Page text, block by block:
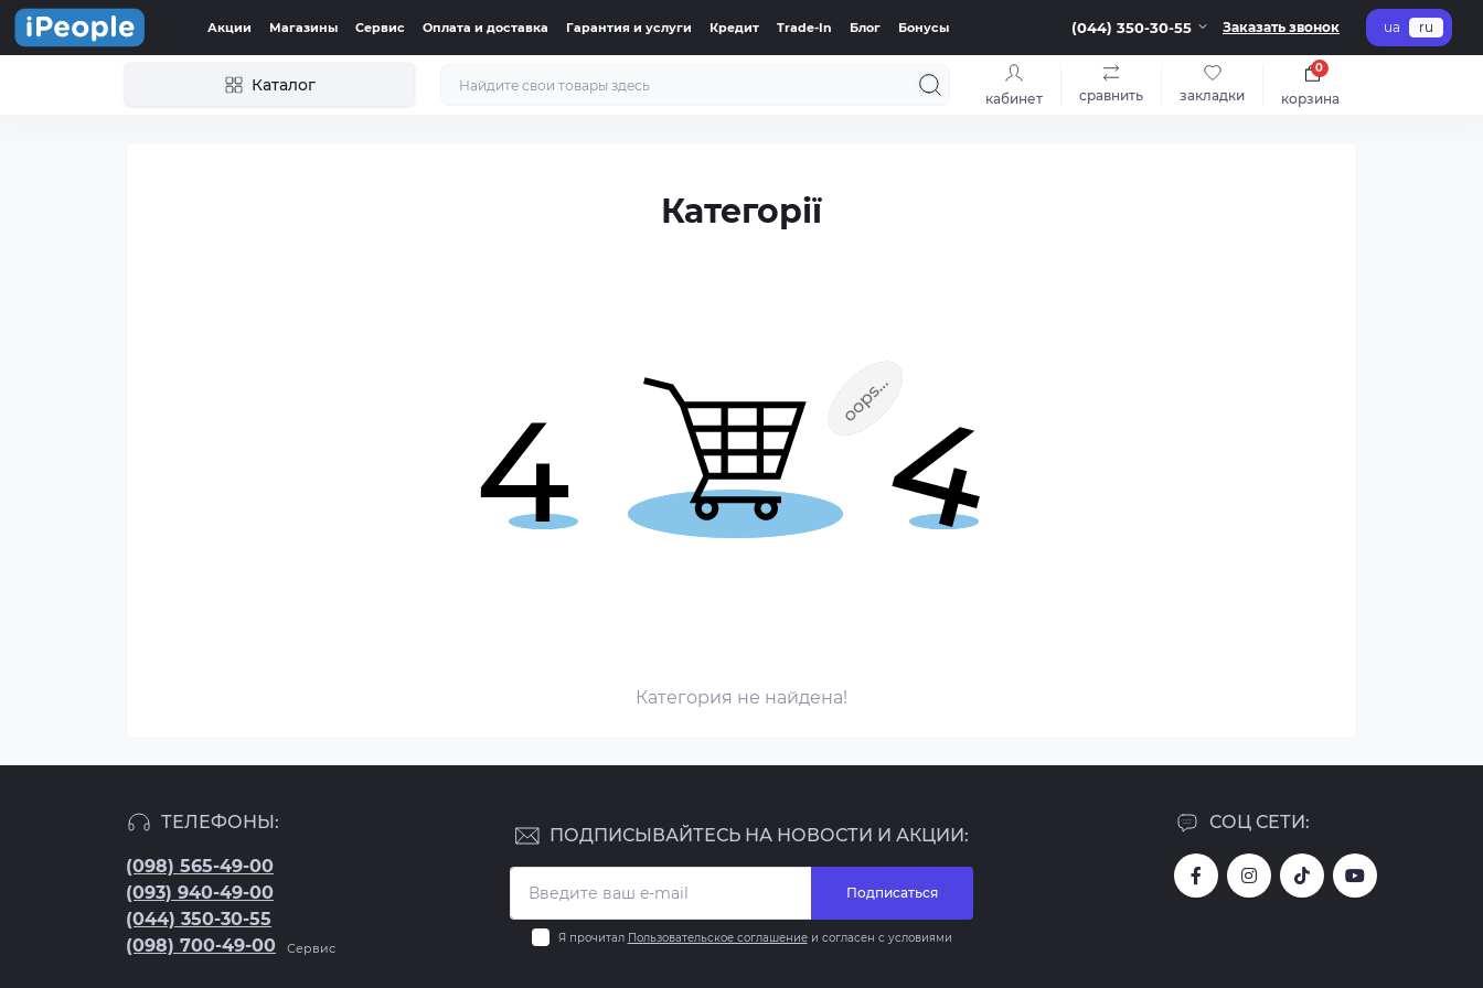
Акции Магазины Сервис Оплата и доставка Гарантия и услуги Кредит Trade-In Блог Бонусы (044) 350-30-55 Заказать звонок ua ru
Каталог
кабинет сравнить закладки корзина
0
Категорії
Категория не найдена!
ТЕЛЕФОНЫ:
(098) 565-49-00
(093) 940-49-00
(044) 350-30-55
(098) 700-49-00
Сервис
СОЦ СЕТИ:
ПОДПИСЫВАЙТЕСЬ НА НОВОСТИ И АКЦИИ:
Подписаться
Я прочитал Пользовательское соглашениеи согласен с условиями